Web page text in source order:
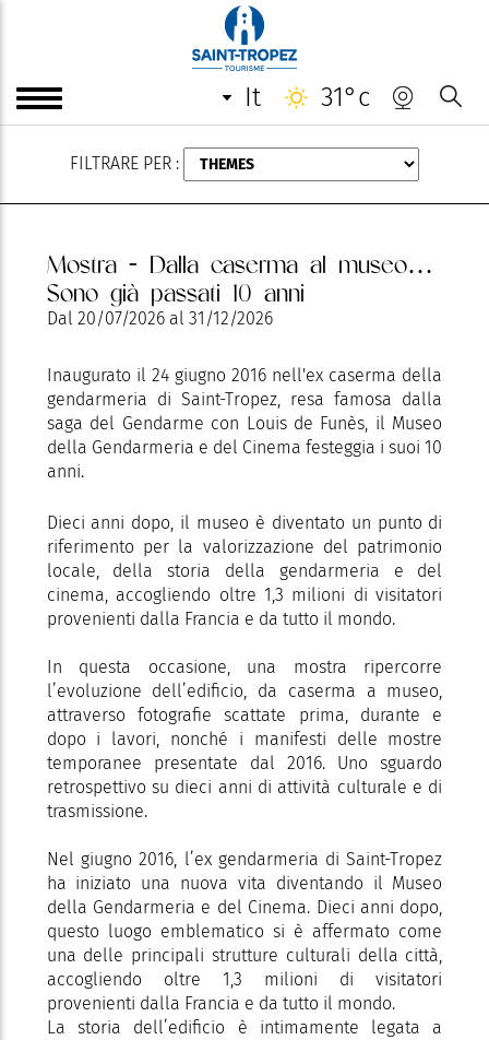
it 31°c
AGOSTO
FILTRARE PER :
Mostra - Dalla caserma al museo…
Sono già passati 10 anni
Dal 20/07/2026 al 31/12/2026
Inaugurato il 24 giugno 2016 nell'ex caserma della
gendarmeria di Saint-Tropez, resa famosa dalla
saga del Gendarme con Louis de Funès, il Museo
della Gendarmeria e del Cinema festeggia i suoi 10
anni.
Dieci anni dopo, il museo è diventato un punto di
riferimento per la valorizzazione del patrimonio
locale, della storia della gendarmeria e del
cinema, accogliendo oltre 1,3 milioni di visitatori
provenienti dalla Francia e da tutto il mondo.
In questa occasione, una mostra ripercorre
l’evoluzione dell’edificio, da caserma a museo,
attraverso fotografie scattate prima, durante e
dopo i lavori, nonché i manifesti delle mostre
temporanee presentate dal 2016. Uno sguardo
retrospettivo su dieci anni di attività culturale e di
trasmissione.
Nel giugno 2016, l’ex gendarmeria di Saint-Tropez
ha iniziato una nuova vita diventando il Museo
della Gendarmeria e del Cinema. Dieci anni dopo,
questo luogo emblematico si è affermato come
una delle principali strutture culturali della città,
accogliendo oltre 1,3 milioni di visitatori
provenienti dalla Francia e da tutto il mondo.
La storia dell’edificio è intimamente legata a